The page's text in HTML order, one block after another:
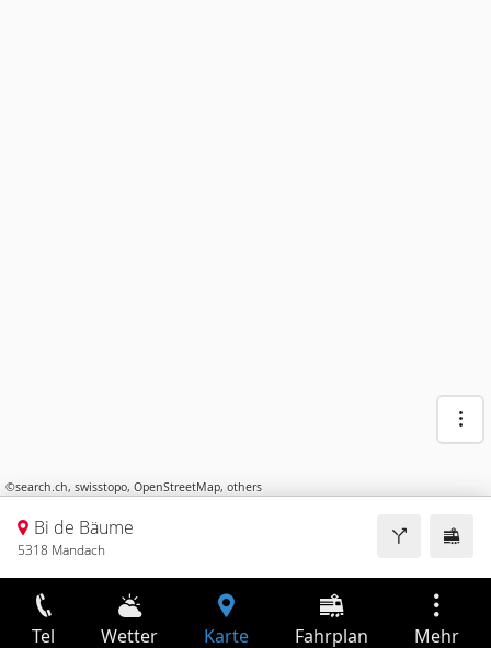
©search.ch, swisstopo, OpenStreetMap, others
Bi de Bäume
5318 Mandach
Tel Wetter Karte Fahrplan Mehr